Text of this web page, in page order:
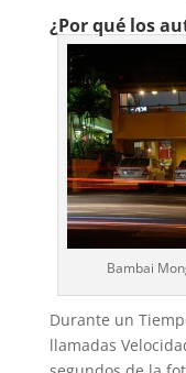
¿Por qué los
Bambai
Durante un
llamadas